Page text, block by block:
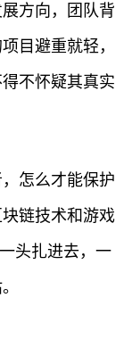
方向，团队背
目避重就轻，
不怀疑其真实
怎么才能保护
链技术和游戏
头扎进去，一